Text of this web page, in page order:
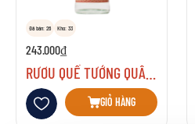
Đã bán: 26 Kho: 33
243.000₫
RƯỢU QUẾ TƯỚNG QUÂN (桂将军 - GUÌ JIĀNGJŪN)
Thêm vào danh sách yêu thích
GIỎ HÀNG